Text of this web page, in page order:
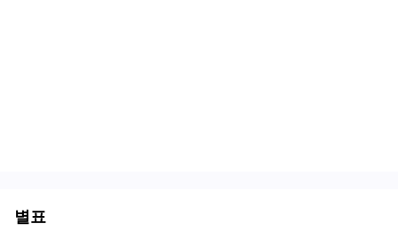
별표